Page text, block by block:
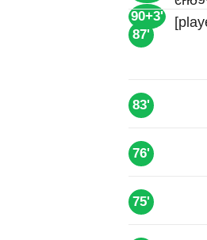
90+3'
87'
83'
76'
75'